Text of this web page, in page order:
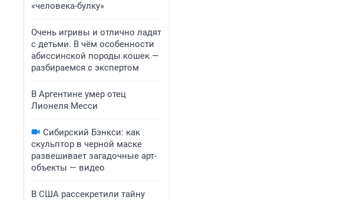
«человека-булку»
Очень игривы и отлично ладят
с детьми. В чём особенности
абиссинской породы кошек —
разбираемся с экспертом
В Аргентине умер отец
Лионеля Месси
Сибирский Бэнкси: как
скульптор в черной маске
развешивает загадочные арт-
объекты — видео
В США рассекретили тайну